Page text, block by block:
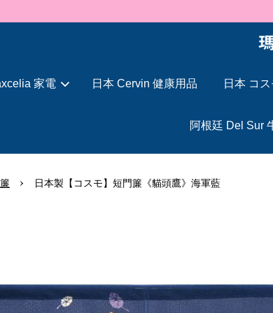
🐍 2025 蛇年大吉
家電 日本 Cervin 健康用品 日本 コ
阿根廷 Del Sur
› 日本製【コスモ】短門簾《貓頭鷹》海軍藍
您